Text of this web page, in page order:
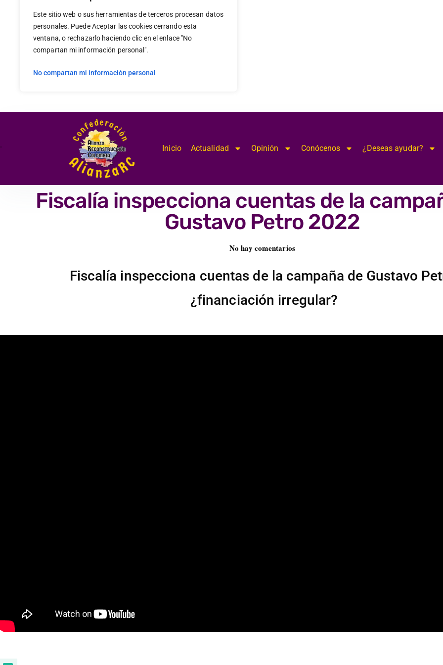
Este sitio web o sus herramientas de terceros procesan datos
personales. Puede Aceptar las cookies cerrando esta
ventana, o rechazarlo haciendo clic en el enlace "No
compartan mi información personal".
No compartan mi información personal
. Inicio Actualidad Opinión Conócenos ¿Deseas ayudar?
Fiscalía inspecciona cuentas de la
Gustavo Petro 2022
No hay comentarios
Fiscalía inspecciona cuentas de la campaña de Gustavo
¿financiación irregular?